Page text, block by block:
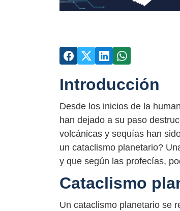
Introducción
Desde los inicios de la
han dejado a su paso
volcánicas y sequías han
un cataclismo planetario?
y que según las profecías,
Cataclismo
Un cataclismo planetario se